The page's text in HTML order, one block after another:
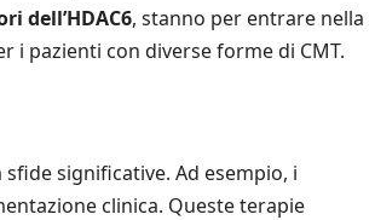
dell’HDAC6, stanno per entrare nella
i pazienti con diverse forme di CMT.
significative. Ad esempio, i
clinica. Queste terapie